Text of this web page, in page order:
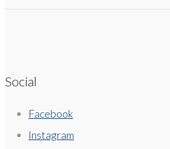
Social
Facebook
Instagram